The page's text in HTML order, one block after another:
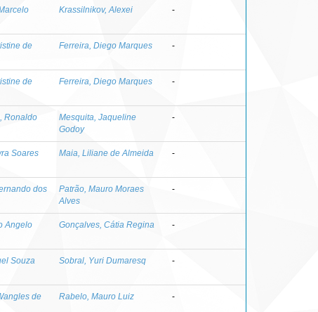
Krassilnikov, Alexei -
de
Ferreira, Diego Marques -
de
Ferreira, Diego Marques -
Ronaldo
Mesquita, Jaqueline
Godoy
-
Soares
Maia, Liliane de Almeida -
dos
Patrão, Mauro Moraes
Alves
-
Angelo
Gonçalves, Cátia Regina -
Souza Sobral, Yuri Dumaresq -
de Rabelo, Mauro Luiz -